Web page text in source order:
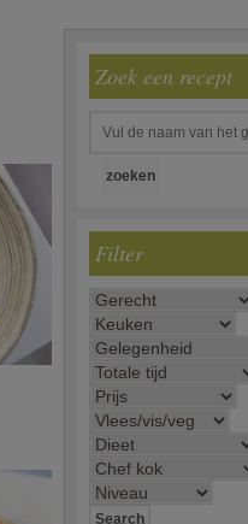
Zoek een recept
Filter